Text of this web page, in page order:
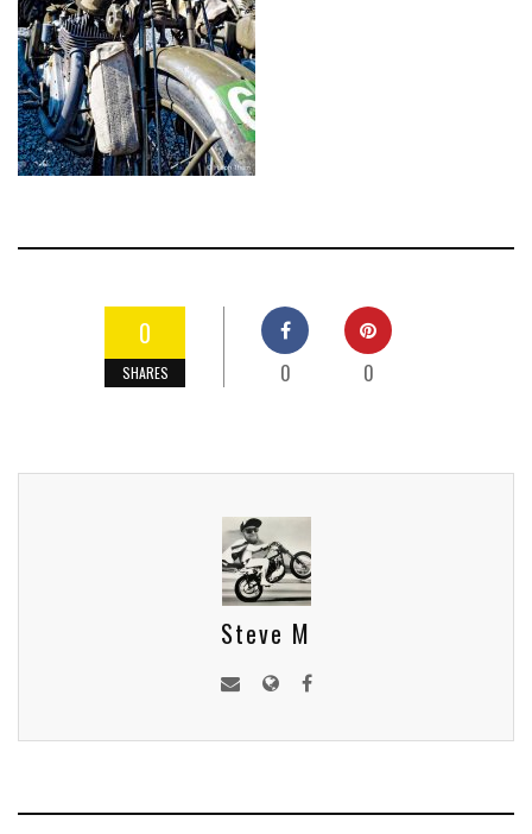
0
SHARES 0 0
Steve M